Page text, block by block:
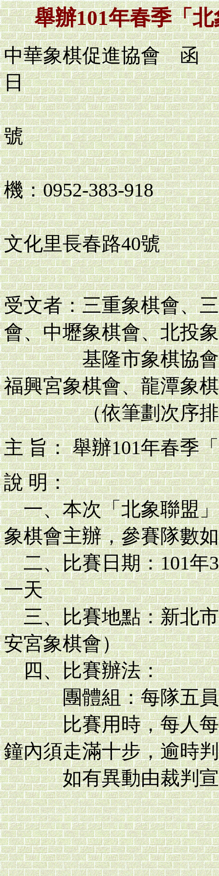
舉辦101年春季「
中華象棋促進協會
日
中象協政
號
承辦人
機：0952-383-918
中壢辦
文化里長春路40號
TEL：
受文者：三重象棋會、
會、中壢象棋會、北投
基隆市象棋協會、
福興宮象棋會、龍潭象
（依筆劃次序排
主 旨： 舉辦101年春季
說 明：
一、本次「北象聯盟」
象棋會主辦，參賽隊數
二、比賽日期：101年3
一天
三、比賽地點：新北市
安宮象棋會）
四、比賽辦法：
團體組：每隊五員，
比賽用時，每人每局
鐘內須走滿十步，逾時
如有異動由裁判宣